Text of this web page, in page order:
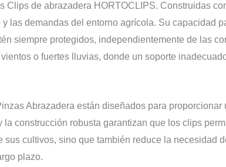
Clips de abrazadera HORTOCLIPS. Construidas
las demandas del entorno agrícola. Su capacidad
siempre protegidos, independientemente de las
o fuertes lluvias, donde un soporte
Abrazadera están diseñados para
construcción robusta garantizan que los clips
sus cultivos, sino que también reduce la necesidad
plazo.